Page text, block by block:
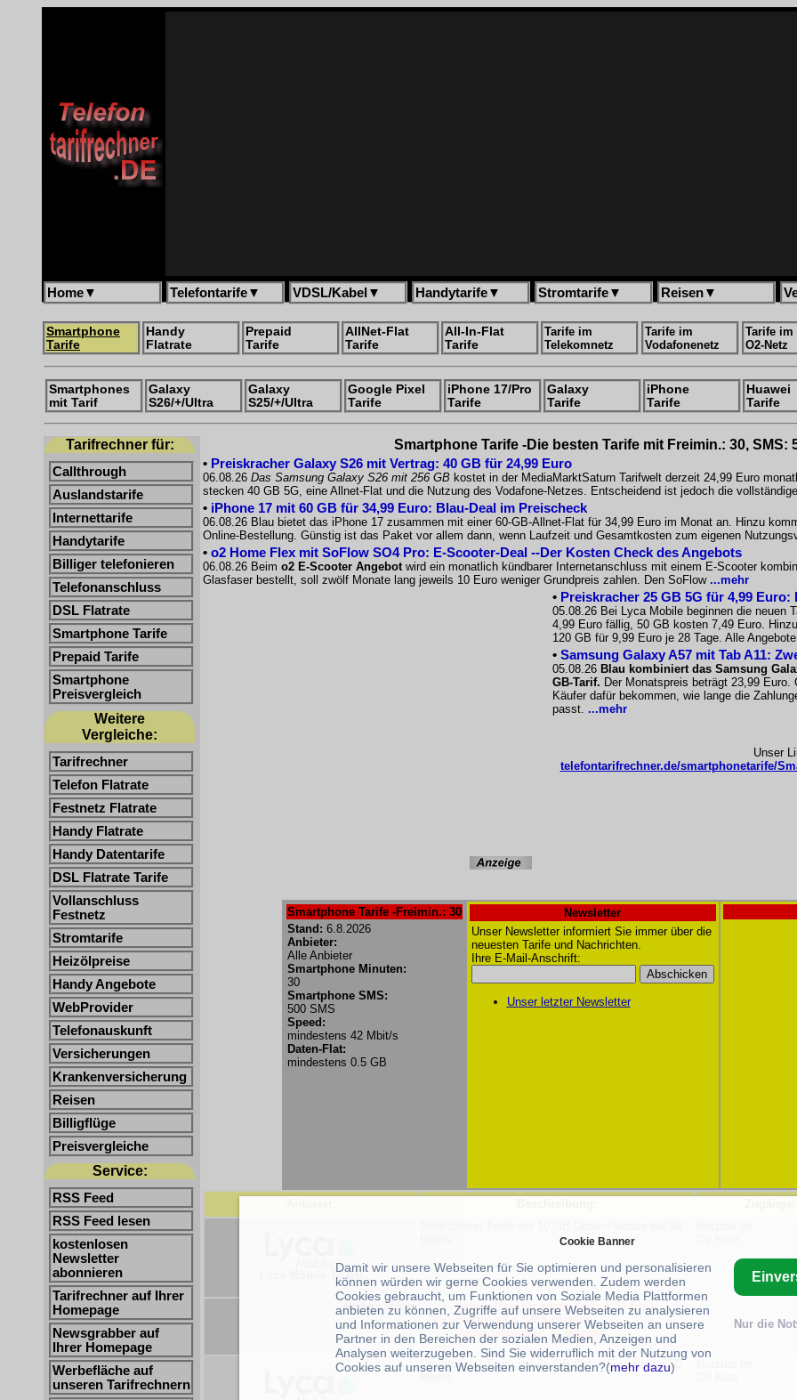
Home▼ Telefontarife▼ VDSL/Kabel ▼ Handytarife▼ Stromtarife▼ Reisen▼
Smartphone
Tarife
Handy
Flatrate
Prepaid
Tarife
AllNet-Flat
Tarife
All-In-Flat
Tarife
Tarife im
Telekomnetz
Tarife im
Vodafonenetz
Tarife im
O2-Netz
Smartphones
mit Tarif
Galaxy
S26/+/Ultra
Galaxy
S25/+/Ultra
Google Pixel
Tarife
iPhone 17/Pro
Tarife
Galaxy
Tarife
iPhone
Tarife
Huawei
Tarife
Tarifrechner für:
Callthrough
Auslandstarife
Internettarife
Handytarife
Billiger telefonieren
Telefonanschluss
DSL Flatrate
Smartphone Tarife
Prepaid Tarife
Smartphone
Preisvergleich
Weitere
Vergleiche:
Tarifrechner
Telefon Flatrate
Festnetz Flatrate
Handy Flatrate
Handy Datentarife
DSL Flatrate Tarife
Vollanschluss
Festnetz
Stromtarife
Heizölpreise
Handy Angebote
WebProvider
Telefonauskunft
Versicherungen
Krankenversicherung
Reisen
Billigflüge
Preisvergleiche
Service:
RSS Feed
RSS Feed lesen
kostenlosen
Newsletter
abonnieren
Tarifrechner auf Ihrer
Homepage
Newsgrabber auf
Ihrer Homepage
Werbefläche auf
unseren Tarifrechnern
Smartphone Tarife -Die besten Tarife mit Freimin.: 30, SMS:
• Preiskracher Galaxy S26 mit Vertrag: 40 GB für 24,99 Euro
06.08.26 Das Samsung Galaxy S26 mit 256 GB kostet in der MediaMarktSaturn Tarifwelt derzeit 24,99 Euro
stecken 40 GB 5G, eine Allnet-Flat und die Nutzung des Vodafone-Netzes. Entscheidend ist jedoch die
• iPhone 17 mit 60 GB für 34,99 Euro: Blau-Deal im Preischeck
06.08.26 Blau bietet das iPhone 17 zusammen mit einer 60-GB-Allnet-Flat für 34,99 Euro im Monat an. Hinzu
Online-Bestellung. Günstig ist das Paket vor allem dann, wenn Laufzeit und Gesamtkosten zum eigenen
• o2 Home Flex mit SoFlow SO4 Pro: E-Scooter-Deal --Der Kosten Check des Angebots
06.08.26 Beim o2 E-Scooter Angebotwird ein monatlich kündbarer Internetanschluss mit einem E-Scooter
Glasfaser bestellt, soll zwölf Monate lang jeweils 10 Euro weniger Grundpreis zahlen. Den SoFlow ...mehr
• Preiskracher 25 GB 5G für 4,99
05.08.26 Bei Lyca Mobile beginnen die neuen
4,99 Euro fällig, 50 GB kosten 7,49 Euro.
120 GB für 9,99 Euro je 28 Tage. Alle
• Samsung Galaxy A57 mit Tab A11:
05.08.26 Blau kombiniert das Samsung
GB-Tarif. Der Monatspreis beträgt 23,99
Käufer dafür bekommen, wie lange die
passt. ...mehr
Unser
telefontarifrechner.de/smartphonetarife/
Smartphone Tarife -Freimin.: 30
Stand: 6.8.2026
Anbieter:
Alle Anbieter
Smartphone Minuten:
30
Smartphone SMS:
500 SMS
Speed:
mindestens 42 Mbit/s
Daten-Flat:
mindestens 0.5 GB
Newsletter
Unser Newsletter informiert Sie immer über die
neuesten Tarife und Nachrichten.
Ihre E-Mail-Anschrift:
Unser letzter Newsletter
Lyca Mobile 10 GB
Weitere Infos:
Aktion (Nur für kurze Zeit): 3,99 Euro
Handy- und SMS Flatrate
Vertragslaufzeit: 24 Monate
Smartphone Tarife mit 25 GB Daten-Flatrate bei 50
Cookie Banner
Damit wir unsere Webseiten für Sie optimieren und personalisieren
können würden wir gerne Cookies verwenden. Zudem werden
Cookies gebraucht, um Funktionen von Soziale Media Plattformen
anbieten zu können, Zugriffe auf unsere Webseiten zu analysieren
und Informationen zur Verwendung unserer Webseiten an unsere
Partner in den Bereichen der sozialen Medien, Anzeigen und
Analysen weiterzugeben. Sind Sie widerruflich mit der Nutzung von
Cookies auf unseren Webseiten einverstanden?(mehr dazu)
Nur die